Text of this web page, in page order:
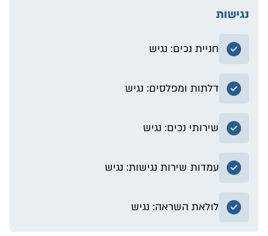
נגישות
חניית נכים: נגיש
דלתות ומפלסים: נגיש
שירותי נכים: נגיש
עמדות שירות נגישות: נגיש
לולאת השראה: נגיש